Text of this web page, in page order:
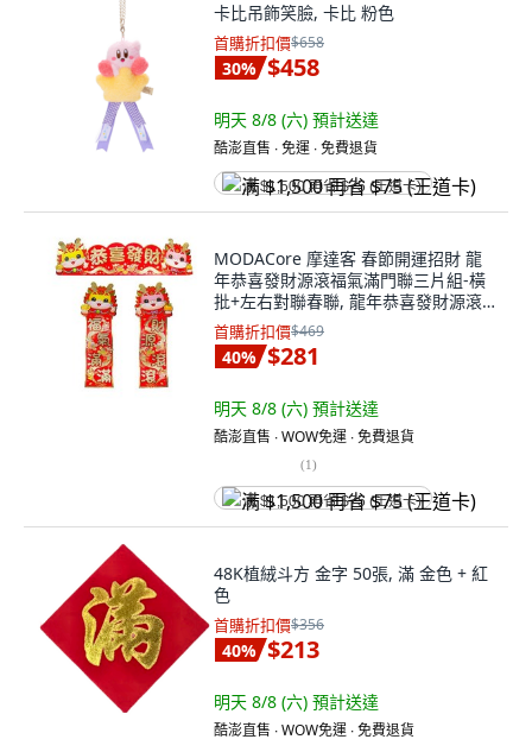
卡比吊飾笑臉, 卡比 粉色
首購折扣價$658
30% $458
明天 8/8 (六) 預計送達
酷澎直售 ∙ 免運 ∙ 免費退貨
满 $1,500 再省 $75 (王道卡)
MODACore 摩達客 春節開運招財 龍
年恭喜發財源滾福氣滿門聯三片組-橫
批+左右對聯春聯, 龍年恭喜發財源滾
福氣滿門聯
首購折扣價$469
40% $281
明天 8/8 (六) 預計送達
酷澎直售 ∙ WOW免運 ∙ 免費退貨
(1)
满 $1,500 再省 $75 (王道卡)
48K植絨斗方 金字 50張, 滿 金色 + 紅
色
首購折扣價$356
40% $213
明天 8/8 (六) 預計送達
酷澎直售 ∙ WOW免運 ∙ 免費退貨